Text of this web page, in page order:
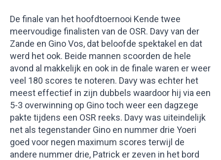
De finale van het hoofdtoernooi Kende twee
meervoudige finalisten van de OSR. Davy van der
Zande en Gino Vos, dat beloofde spektakel en dat
werd het ook. Beide mannen scoorden de hele
avond al makkelijk en ook in de finale waren er weer
veel 180 scores te noteren. Davy was echter het
meest effectief in zijn dubbels waardoor hij via een
5-3 overwinning op Gino toch weer een dagzege
pakte tijdens een OSR reeks. Davy was uiteindelijk
net als tegenstander Gino en nummer drie Yoeri
goed voor negen maximum scores terwijl de
andere nummer drie, Patrick er zeven in het bord